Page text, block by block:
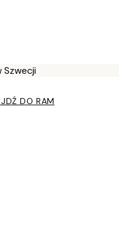
Szwecji
DO RAM